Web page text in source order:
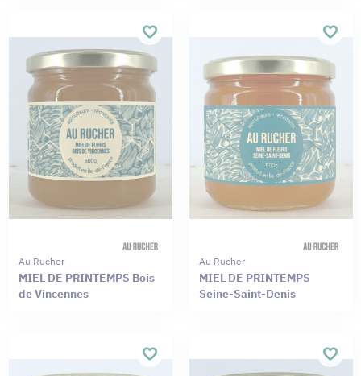
Au Rucher
MIEL DE PRINTEMPS Bois
de Vincennes
Au Rucher
MIEL DE PRINTEMPS
Seine-Saint-Denis